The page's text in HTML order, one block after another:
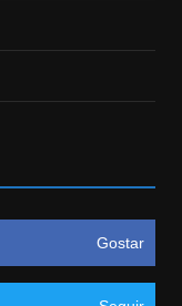
Gostar